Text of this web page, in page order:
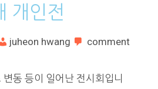
개인전
juheon hwang comment
동 등이 일어난 전시회입니